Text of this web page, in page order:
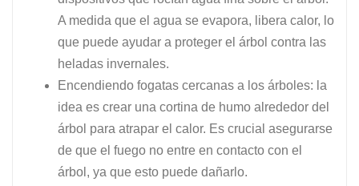
A medida que el agua se evapora, libera calor, lo
que puede ayudar a proteger el árbol contra las
heladas invernales.
Encendiendo fogatas cercanas a los árboles: la
idea es crear una cortina de humo alrededor del
árbol para atrapar el calor. Es crucial asegurarse
de que el fuego no entre en contacto con el
árbol, ya que esto puede dañarlo.